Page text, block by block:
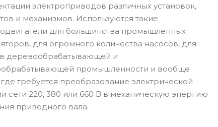
электроприводов различных установок,
и механизмов. Используются такие
для большинства промышленных
для огромного количества насосов, для
деревообрабатывающей и
промышленности и вообще
требуется преобразование электрической
сети 220, 380 или 660 В в механическую энергию
приводного вала.